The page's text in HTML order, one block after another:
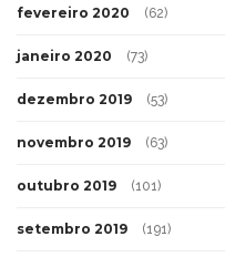
fevereiro 2020 (62)
janeiro 2020 (73)
dezembro 2019 (53)
novembro 2019 (63)
outubro 2019 (101)
setembro 2019 (191)